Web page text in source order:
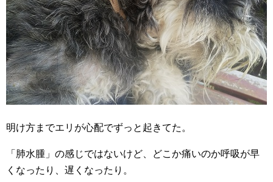
明け方までエリが心配でずっと起きてた。
「肺水腫」の感じではないけど、どこか痛いのか呼吸が早
くなったり、遅くなったり。